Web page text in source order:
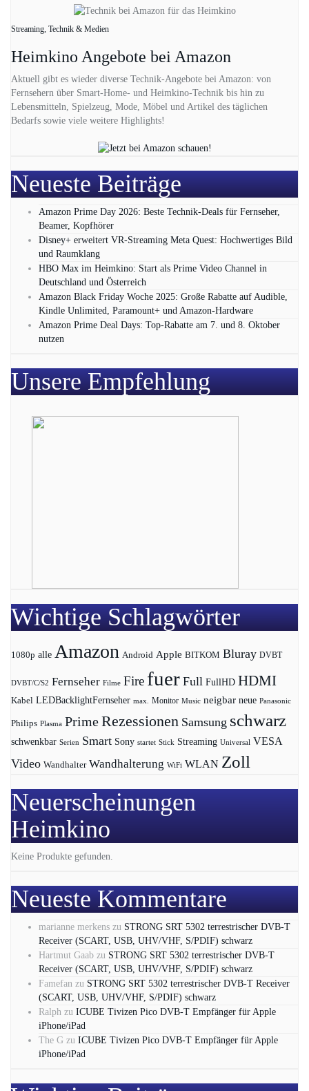
Streaming, Technik & Medien
Heimkino Angebote bei Amazon
Aktuell gibt es wieder diverse Technik-Angebote bei Amazon: von
Fernsehern über Smart-Home- und Heimkino-Technik bis hin zu
Lebensmitteln, Spielzeug, Mode, Möbel und Artikel des täglichen
Bedarfs sowie viele weitere Highlights!
Neueste Beiträge
Amazon Prime Day 2026: Beste Technik-Deals für Fernseher,
Beamer, Kopfhörer
Disney+ erweitert VR‑Streaming Meta Quest: Hochwertiges Bild
und Raumklang
HBO Max im Heimkino: Start als Prime Video Channel in
Deutschland und Österreich
Amazon Black Friday Woche 2025: Große Rabatte auf Audible,
Kindle Unlimited, Paramount+ und Amazon‑Hardware
Amazon Prime Deal Days: Top-Rabatte am 7. und 8. Oktober
nutzen
Unsere Empfehlung
Wichtige Schlagwörter
1080p alle Amazon Android Apple BITKOM Bluray DVBT
DVBT/C/S2 Fernseher Filme Fire fuer Full FullHD HDMI
Kabel LEDBacklightFernseher max. Monitor Music neigbar neue Panasonic
Philips Plasma PrimeRezessionen Samsung schwarz
schwenkbar Serien Smart Sony startet Stick Streaming Universal VESA
Video Wandhalter Wandhalterung WiFi WLAN Zoll
Neuerscheinungen
Heimkino
Keine Produkte gefunden.
Neueste Kommentare
marianne merkens zu STRONG SRT 5302 terrestrischer DVB-T
Receiver (SCART, USB, UHV/VHF, S/PDIF) schwarz
Hartmut Gaab zu STRONG SRT 5302 terrestrischer DVB-T
Receiver (SCART, USB, UHV/VHF, S/PDIF) schwarz
Famefan zu STRONG SRT 5302 terrestrischer DVB-T Receiver
(SCART, USB, UHV/VHF, S/PDIF) schwarz
Ralph zu ICUBE Tivizen Pico DVB-T Empfänger für Apple
iPhone/iPad
The G zu ICUBE Tivizen Pico DVB-T Empfänger für Apple
iPhone/iPad